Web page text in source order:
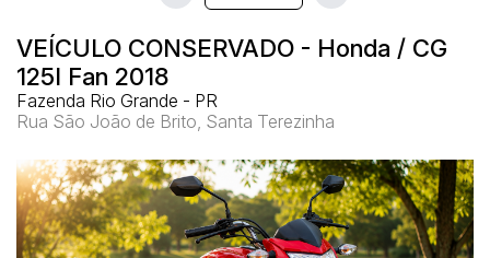
VEÍCULO CONSERVADO - Honda / CG
125I Fan 2018
Fazenda Rio Grande - PR
Rua São João de Brito, Santa Terezinha